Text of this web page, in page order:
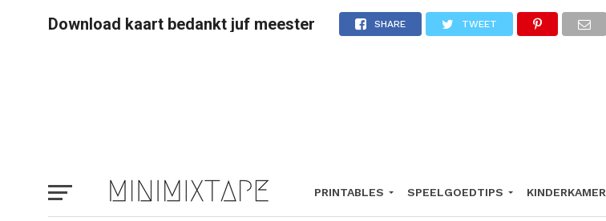
PRINTABLES SPEELGOEDTIPS KINDERKAMER
Download kaart bedankt juf meester SHARE TWEET